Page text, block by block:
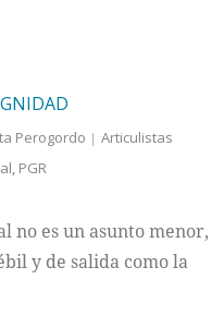
Perogordo
Articulistas
, PGR
no es un asunto menor,
y de salida como la